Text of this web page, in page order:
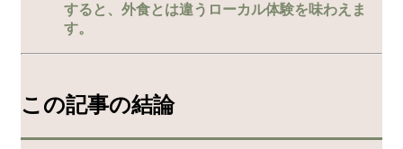
すると、外食とは違うローカル体験を味わえま
す。
この記事の結論